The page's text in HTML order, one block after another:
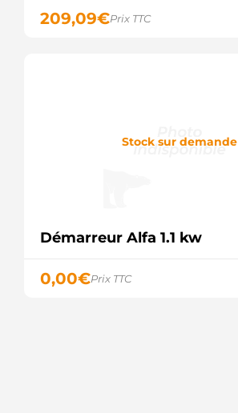
209,09€Prix TTC
Stock sur demande
Démarreur Alfa 1.1 kw
0,00€Prix TTC